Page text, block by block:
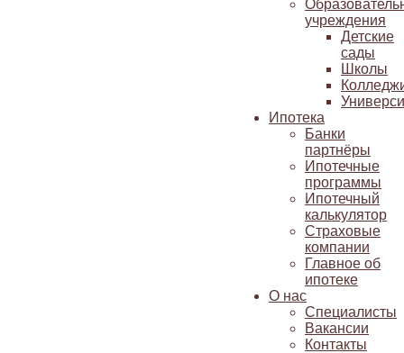
учреждения
Детские
сады
Школы
Ипотека
Банки
партнёры
Ипотечные
программы
Ипотечный
калькулятор
Страховые
компании
Главное об
ипотеке
О нас
Специалисты
Вакансии
Контакты